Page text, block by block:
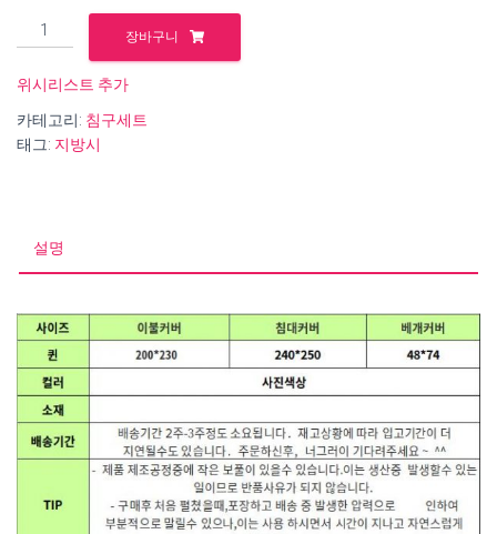
B793
지
시
극
세
트
량
장바구니
위시리스트 추가
카테고리: 침구세트
태그: 지방시
설명